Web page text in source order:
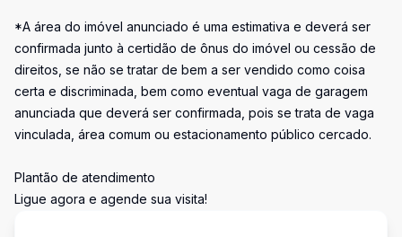
*A área do imóvel anunciado é uma estimativa e deverá ser
confirmada junto à certidão de ônus do imóvel ou cessão de
direitos, se não se tratar de bem a ser vendido como coisa
certa e discriminada, bem como eventual vaga de garagem
anunciada que deverá ser confirmada, pois se trata de vaga
vinculada, área comum ou estacionamento público cercado.
Plantão de atendimento
Ligue agora e agende sua visita!